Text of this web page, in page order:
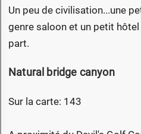
Un peu de civilisation...une
genre saloon et un petit
part.
Natural bridge canyon
Sur la carte: 143